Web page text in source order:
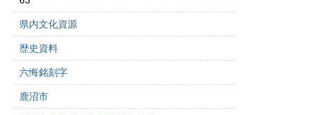
県内文化資源
歴史資料
六悔銘刻字
鹿沼市